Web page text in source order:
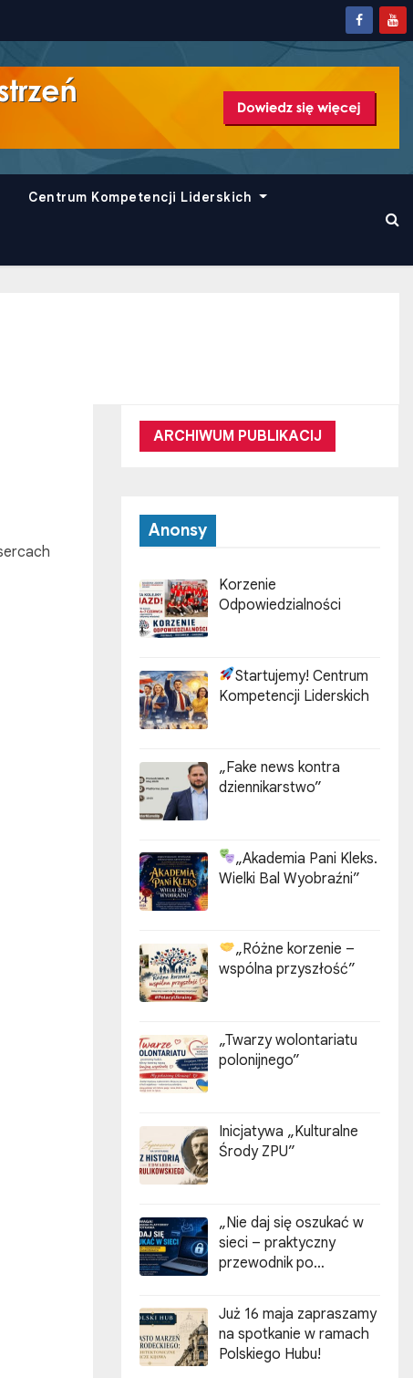
Centrum Kompetencji Liderskich
ARCHIWUM PUBLIKACIJ
Anonsy
Korzenie
Odpowiedzialności
Startujemy! Centrum
Kompetencji Liderskich
„Fake news kontra
dziennikarstwo”
„Akademia Pani Kleks.
Wielki Bal Wyobraźni”
„Różne korzenie –
wspólna przyszłość”
„Twarzy wolontariatu
polonijnego”
Inicjatywa „Kulturalne
Środy ZPU”
„Nie daj się oszukać w
sieci – praktyczny
przewodnik po
Już 16 maja zapraszamy
na spotkanie w ramach
Polskiego Hubu!